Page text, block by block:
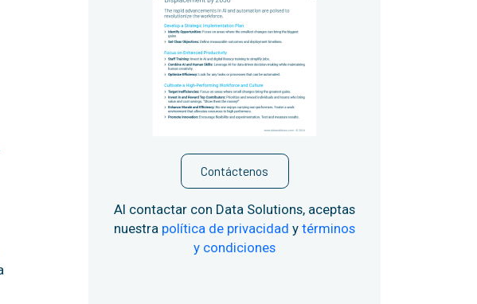
Contáctenos
Al contactar con Data Solutions, aceptas
nuestra política de privacidad y términos
y condiciones